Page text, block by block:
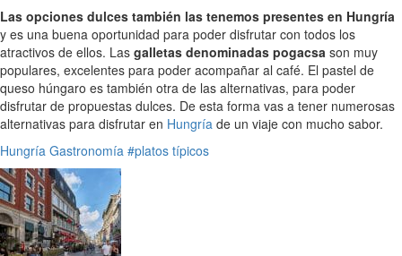
Las opciones dulces también las tenemos presentes en Hungría
y es una buena oportunidad para poder disfrutar con todos los
atractivos de ellos. Las galletas denominadas pogacsa son muy
populares, excelentes para poder acompañar al café. El pastel de
queso húngaro es también otra de las alternativas, para poder
disfrutar de propuestas dulces. De esta forma vas a tener numerosas
alternativas para disfrutar en Hungría de un viaje con mucho sabor.
Hungría Gastronomía #platos típicos